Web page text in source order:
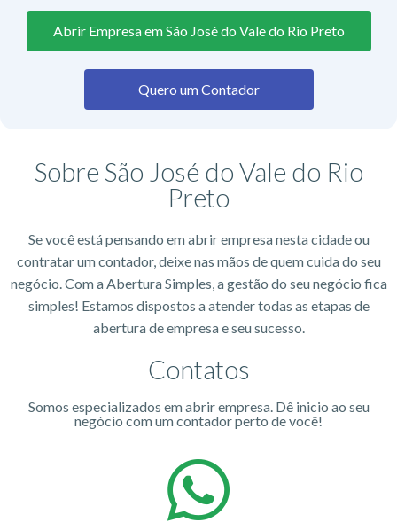
Abrir Empresa em São José do Vale do Rio Preto
Quero um Contador
Sobre São José do Vale do Rio
Preto
Se você está pensando em abrir empresa nesta cidade ou
contratar um contador, deixe nas mãos de quem cuida do seu
negócio. Com a Abertura Simples, a gestão do seu negócio fica
simples! Estamos dispostos a atender todas as etapas de
abertura de empresa e seu sucesso.
Contatos
Somos especializados em abrir empresa. Dê inicio ao seu
negócio com um contador perto de você!